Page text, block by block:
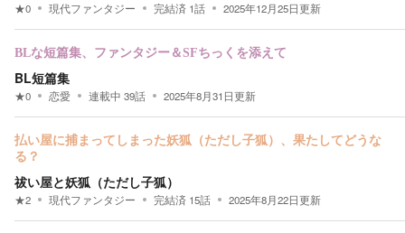
★0 現代ファンタジー 完結済 1話 2025年12月25日更新
BLな短篇集、ファンタジー＆SFちっくを添えて
BL短篇集
★0 恋愛 連載中 39話 2025年8月31日更新
払い屋に捕まってしまった妖狐（ただし子狐）、果たしてどうな
る？
祓い屋と妖狐（ただし子狐）
★2 現代ファンタジー 完結済 15話 2025年8月22日更新